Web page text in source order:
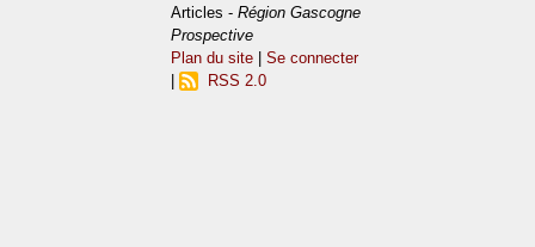
Articles -Région Gascogne
Prospective
Plan du site |Se connecter
RSS 2.0